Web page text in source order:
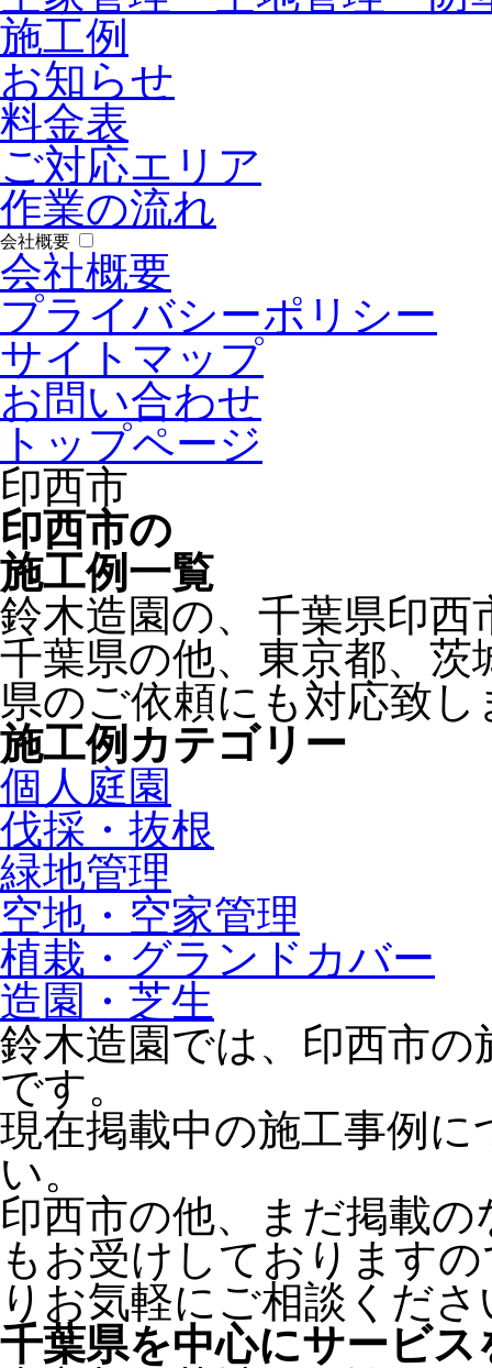
施工例
お知らせ
料金表
ご対応エリア
作業の流れ
会社概要
会社概要
プライバシーポリシー
サイトマップ
お問い合わせ
トップページ
印西市
印西市の
施工例一覧
鈴木造園の、千葉県印
千葉県の他、東京都、茨
県のご依頼にも対応致し
施工例カテゴリー
個人庭園
伐採・抜根
緑地管理
空地・空家管理
植栽・グランドカバー
造園・芝生
鈴木造園では、印西市
です。
現在掲載中の施工事例に
い。
印西市の他、まだ掲載
もお受けしております
りお気軽にご相談くださ
千葉県を中心にサービ